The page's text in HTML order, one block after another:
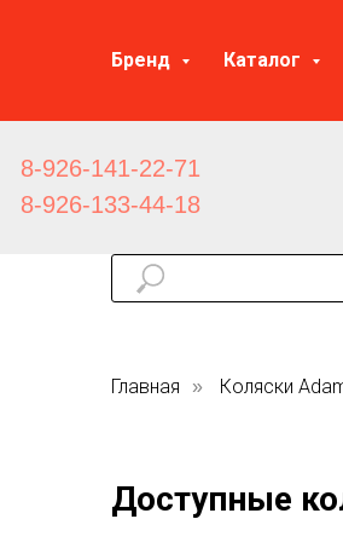
Бренд Каталог
8-926-141-22-71
8-926-133-44-18
Главная » Коляски
Доступные